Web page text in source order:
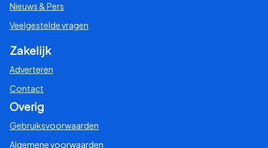
Nieuws & Pers
Veelgestelde vragen
Zakelijk
Adverteren
Contact
Overig
Gebruiksvoorwaarden
Algemene voorwaarden